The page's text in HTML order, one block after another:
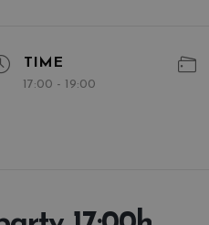
TIME
17:00 - 19:00